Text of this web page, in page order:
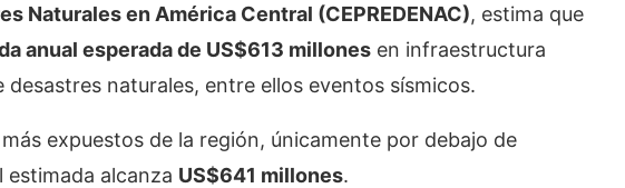
Naturales en América Central (CEPREDENAC), estima que
anual esperada de US$613 millones en infraestructura
naturales, entre ellos eventos sísmicos.
expuestos de la región, únicamente por debajo de
estimada alcanza US$641 millones.